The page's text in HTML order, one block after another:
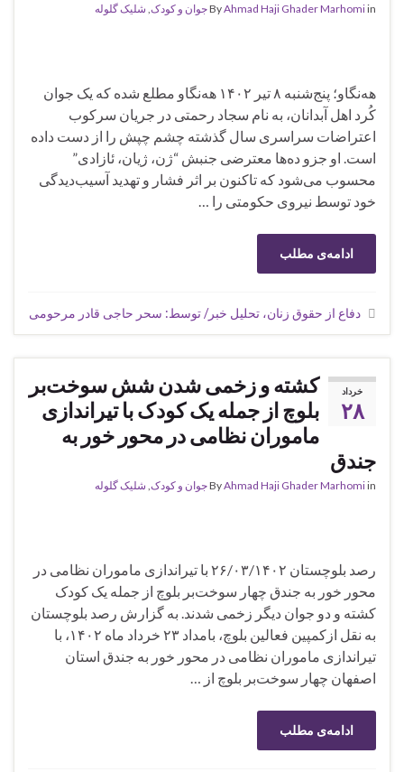
ByAhmad Haji Ghader Marhomiin جوان و کودک شلیک گلوله
هه‌نگاو؛ پنج‌شنبه ۸ تیر ۱۴۰۲ هه‌نگاو مطلع شده که یک جوان
کُرد اهل آبدانان، به نام سجاد رحمتی در جریان سرکوب
اعتراضات سراسری سال گذشته چشم چپش را از دست داده
است. او جزو ده‌ها معترضی جنبش “ژن، ژیان، ئازادی”
محسوب می‌شود که تاکنون بر اثر فشار و تهدید آسیب‌دیدگی
خود توسط نیروی حکومتی را …
ادامه‌ی مطلب
دفاع از حقوق زنان، تحلیل خبر/ توسط: سحر حاجی قادر مرحومی
خرداد
۲۸
کشته و زخمی شدن شش سوخت‌بر
بلوچ از جمله یک کودک با تیراندازی
ماموران نظامی در محور خور به
جندق
ByAhmad Haji Ghader Marhomiin جوان و کودک شلیک گلوله
رصد بلوچستان ۲۶/۰۳/۱۴۰۲ با تیراندازی ماموران نظامی در
محور خور به جندق چهار سوخت‌بر بلوچ از جمله یک کودک
کشته و دو جوان دیگر زخمی شدند. به گزارش رصد بلوچستان
به نقل ازکمپین فعالین بلوچ، بامداد ۲۳ خرداد ماه ۱۴۰۲، با
تیراندازی ماموران نظامی در محور خور به جندق استان
اصفهان چهار سوخت‌بر بلوچ از …
ادامه‌ی مطلب